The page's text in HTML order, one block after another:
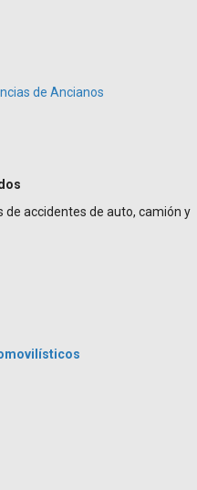
de Ancianos
accidentes de auto, camión y